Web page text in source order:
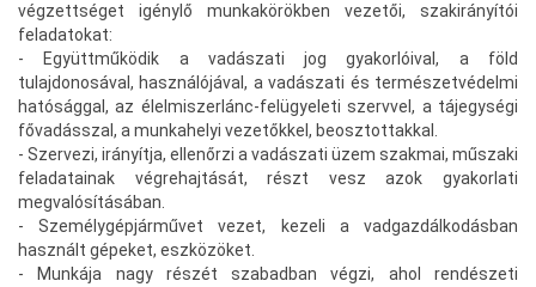
végzettséget igénylő munkakörökben vezetői, szakirányítói
feladatokat:
- Együttműködik a vadászati jog gyakorlóival, a föld
tulajdonosával, használójával, a vadászati és természetvédelmi
hatósággal, az élelmiszerlánc-felügyeleti szervvel, a tájegységi
fővadásszal, a munkahelyi vezetőkkel, beosztottakkal.
- Szervezi, irányítja, ellenőrzi a vadászati üzem szakmai, műszaki
feladatainak végrehajtását, részt vesz azok gyakorlati
megvalósításában.
- Személygépjárművet vezet, kezeli a vadgazdálkodásban
használt gépeket, eszközöket.
- Munkája nagy részét szabadban végzi, ahol rendészeti